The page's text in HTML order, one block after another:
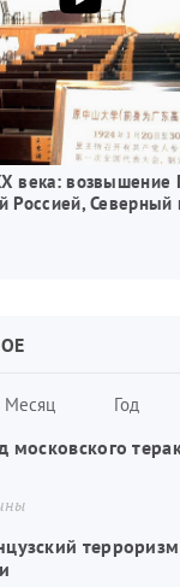
века: возвышение
Россией, Северный
Месяц Год
московского